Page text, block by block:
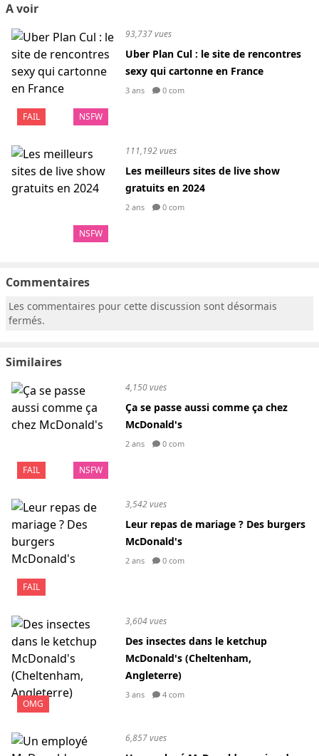
A voir
FAIL NSFW
93,737 vues
Uber Plan Cul : le site de rencontres
sexy qui cartonne en France
3 ans 0 com
NSFW
111,192 vues
Les meilleurs sites de live show
gratuits en 2024
2 ans 0 com
Commentaires
Les commentaires pour cette discussion sont désormais
fermés.
Similaires
FAIL NSFW
4,150 vues
Ça se passe aussi comme ça chez
McDonald's
2 ans 0 com
FAIL
3,542 vues
Leur repas de mariage ? Des burgers
McDonald's
2 ans 0 com
OMG
3,604 vues
Des insectes dans le ketchup
McDonald's (Cheltenham,
Angleterre)
3 ans 4 com
6,857 vues